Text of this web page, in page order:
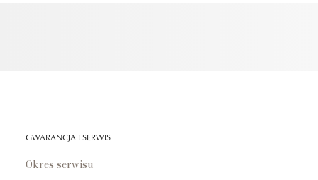
GWARANCJA I SERWIS
Okres serwisu